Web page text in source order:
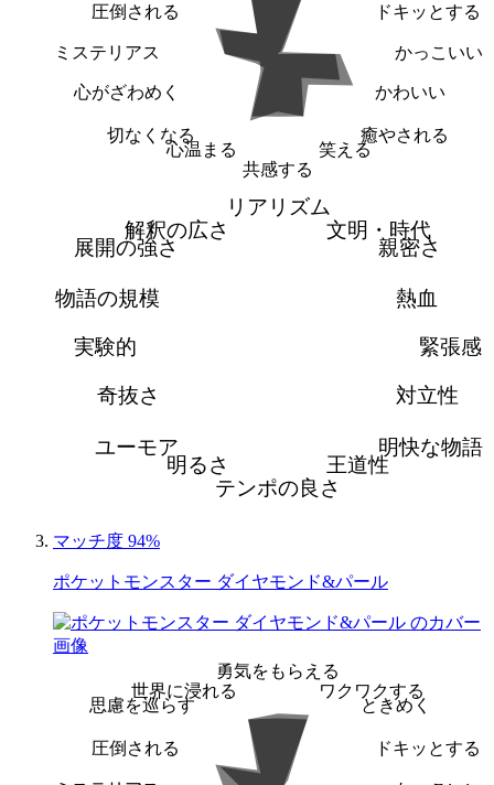
ドキッとする
かっこいい
かわいい
癒やされる
笑える
共感する
心温まる
切なくなる
心がざわめく
ミステリアス
圧倒される
リアリズム
文明・時代
親密さ
熱血
緊張感
対立性
明快な物語
王道性
テンポの良さ
明るさ
ユーモア
奇抜さ
実験的
物語の規模
展開の強さ
解釈の広さ
マッチ度 94%
ポケットモンスター ダイヤモンド&パール
勇気をもらえる
ワクワクする
ときめく
ドキッとする
圧倒される
思慮を巡らす
世界に浸れる